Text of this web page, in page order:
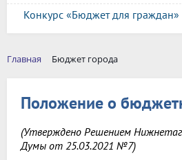
Конкурс «Бюджет для граждан»
Главная Бюджет города
Положение о
(Утверждено Решением
Думы от 25.03.2021 №7)